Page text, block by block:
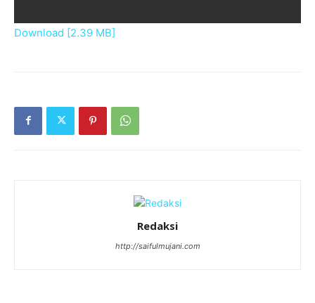
Download [2.39 MB]
Redaksi
http://saifulmujani.com